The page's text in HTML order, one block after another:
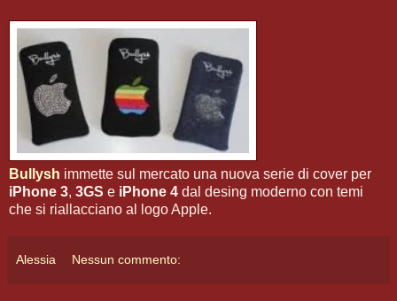
Bullysh immette sul mercato una nuova serie di cover per
iPhone 3, 3GS e iPhone 4 dal desing moderno con temi
che si riallacciano al logo Apple.
Alessia Nessun commento: